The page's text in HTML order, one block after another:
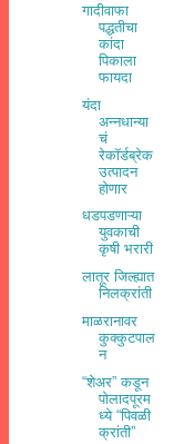
गादीवाफा
पद्धतीचा
कांदा
पिकाला
फायदा
यंदा
अन्नधान्या
चं
रेकॉर्डब्रेक
उत्पादन
होणार
धडपडणाऱ्या
युवकाची
कृषी भरारी
लातूर जिल्ह्यात
निलक्रांती
माळरानावर
कुक्कुटपाल
न
“शेअर” कडून
पोलादपूरम
ध्ये “पिवळी
क्रांती”